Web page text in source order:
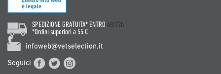
SPEDIZIONE GRATUITA* ENTRO 48/72h
*Ordini superiori a 55 €
infoweb@vetselection.it
Seguici